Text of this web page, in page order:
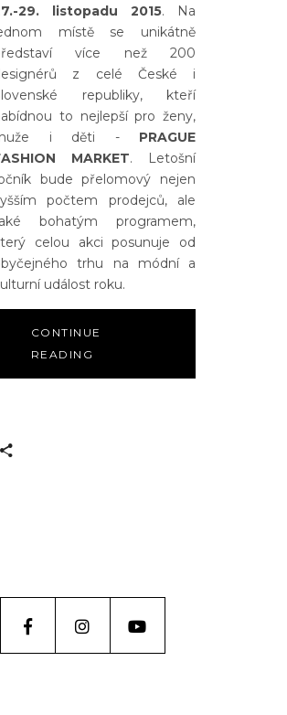
29. listopadu 2015. Na
místě se unikátně
více než 200
z celé České i
republiky, kteří
to nejlepší pro ženy,
i děti - PRAGUE
MARKET. Letošní
bude přelomový nejen
počtem prodejců, ale
bohatým programem,
celou akci posunuje od
trhu na módní a
událost roku.
CONTINUE
READING